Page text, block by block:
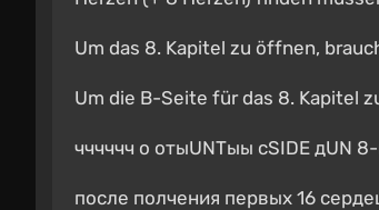
Um das 8. Kapitel zu öffnen,
Um die B-Seite für das 8. Kapitel
чччччч о отыUNTыы сSIDE дUN
после полчения первых 16